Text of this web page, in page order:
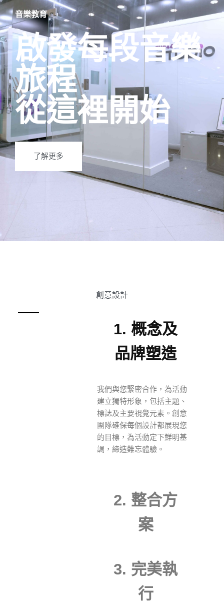
音樂教育
啟發每段音樂
旅程
從這裡開始
了解更多
創意設計
1. 概念及
品牌塑造
2. 整合方
案
3. 完美執
行
我們與您緊密合作，為活動
建立獨特形象，包括主題、
標誌及主要視覺元素。創意
團隊確保每個設計都展現您
的目標，為活動定下鮮明基
調，締造難忘體驗。